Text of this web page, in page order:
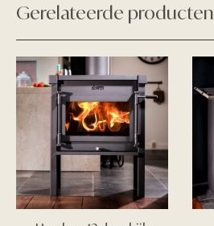
Gerelateerde producten